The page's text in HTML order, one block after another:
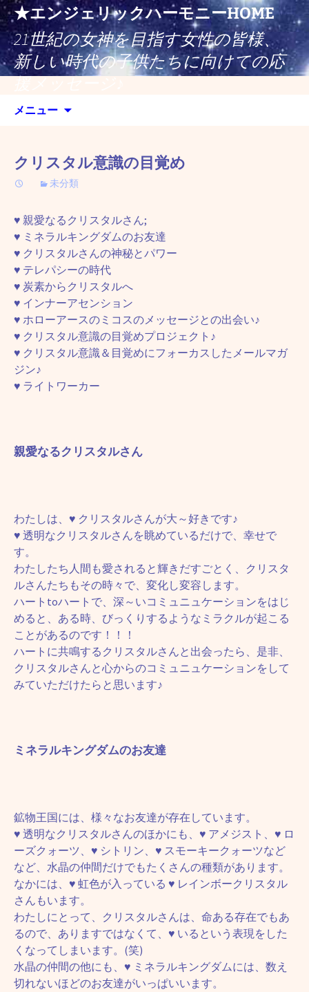
コ
ン
テ
ン
ツ
★エンジェリックハーモニーHOME
21世紀の女神を目指す女性の皆様、
新しい時代の子供たちに向けての応
援メッセージ♪
メニュー
クリスタル意識の目覚め
未分類
♥ 親愛なるクリスタルさん;
♥ ミネラルキングダムのお友達
♥ クリスタルさんの神秘とパワー
♥ テレパシーの時代
♥ 炭素からクリスタルへ
♥ インナーアセンション
♥ ホローアースのミコスのメッセージとの出会い♪
♥ クリスタル意識の目覚めプロジェクト♪
♥ クリスタル意識＆目覚めにフォーカスしたメールマガ
ジン♪
♥ ライトワーカー
親愛なるクリスタルさん
わたしは、♥ クリスタルさんが大～好きです♪
♥ 透明なクリスタルさんを眺めているだけで、幸せで
す。
わたしたち人間も愛されると輝きだすごとく、クリスタ
ルさんたちもその時々で、変化し変容します。
ハートtoハートで、深～いコミュニュケーションをはじ
めると、ある時、びっくりするようなミラクルが起こる
ことがあるのです！！！
ハートに共鳴するクリスタルさんと出会ったら、是非、
クリスタルさんと心からのコミュニュケーションをして
みていただけたらと思います♪
ミネラルキングダムのお友達
鉱物王国には、様々なお友達が存在しています。
♥ 透明なクリスタルさんのほかにも、♥ アメジスト、♥ ロ
ーズクォーツ、♥ シトリン、♥ スモーキークォーツなど
など、水晶の仲間だけでもたくさんの種類があります。
なかには、♥ 虹色が入っている ♥ レインボークリスタル
さんもいます。
わたしにとって、クリスタルさんは、命ある存在でもあ
るので、ありますではなくて、♥ いるという表現をした
くなってしまいます。(笑)
水晶の仲間の他にも、♥ ミネラルキングダムには、数え
切れないほどのお友達がいっぱいいます。